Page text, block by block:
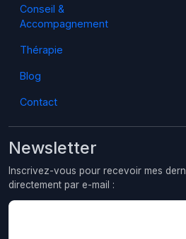
Conseil &
Accompagnement
Thérapie
Blog
Contact
Newsletter
Inscrivez-vous pour recevoir mes
directement par e-mail :